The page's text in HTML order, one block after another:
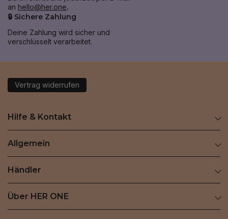
an hello@her.one.
🔒 Sichere Zahlung
Deine Zahlung wird sicher und
verschlüsselt verarbeitet.
Vertrag widerrufen
Hilfe & Kontakt
Allgemein
Händler
Über HER ONE